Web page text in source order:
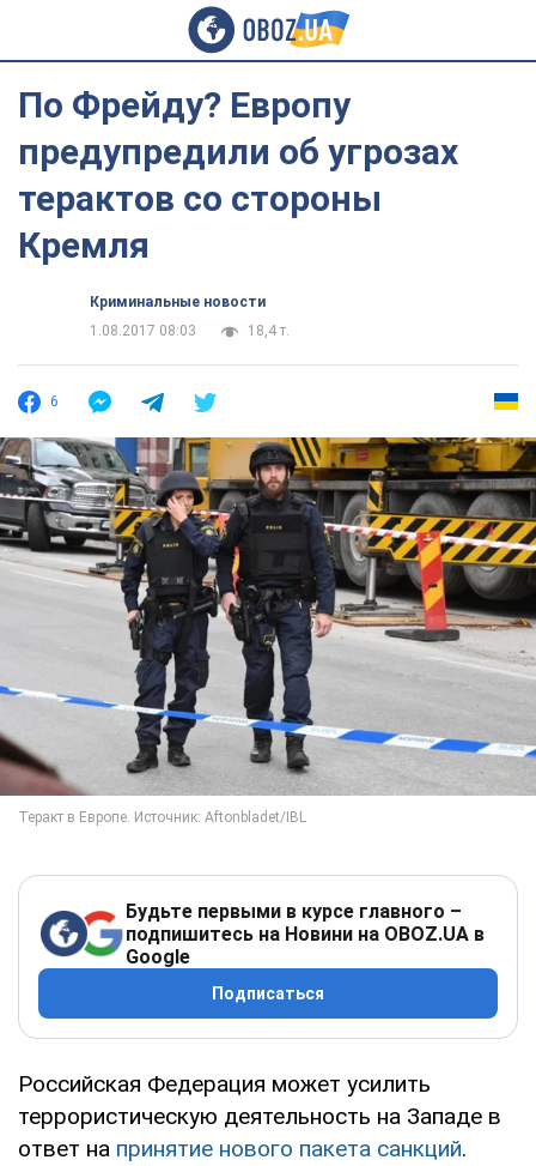
По Фрейду? Европу
предупредили об угрозах
терактов со стороны
Кремля
Криминальные новости
1.08.2017 08:03
18,4 т.
6
Будьте первыми в курсе главного –
подпишитесь на Новини на OBOZ.UA в
Google
Подписаться
Российская Федерация может усилить
террористическую деятельность на Западе в
ответ на принятие нового пакета санкций.